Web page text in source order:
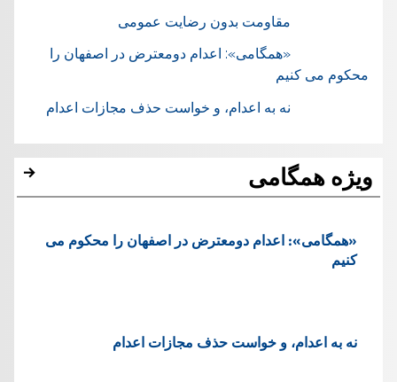
مقاومت بدون رضایت عمومی
«همگامی»: اعدام دومعترض در اصفهان را
محکوم می کنیم
نه به اعدام، و خواست حذف مجازات اعدام
ویژه همگامی
«همگامی»: اعدام دومعترض در اصفهان را محکوم می
کنیم
نه به اعدام، و خواست حذف مجازات اعدام